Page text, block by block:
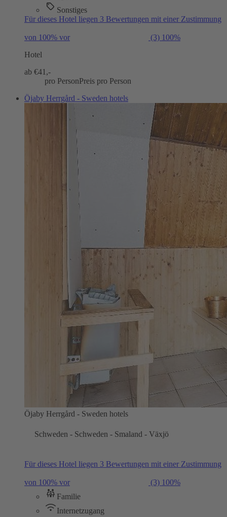
Sonstiges
Für dieses Hotel liegen 3 Bewertungen mit einer Zustimmung
von 100% vor (3) 100%
Hotel
ab €41,-
pro PersonPreis pro Person
Öjaby Herrgård - Sweden hotels
Öjaby Herrgård - Sweden hotels
Schweden - Schweden - Smaland - Växjö
Für dieses Hotel liegen 3 Bewertungen mit einer Zustimmung
von 100% vor (3) 100%
Familie
Internetzugang